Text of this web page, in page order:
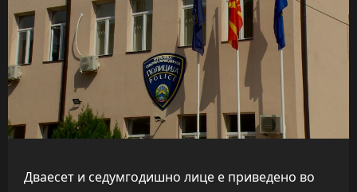
Дваесет и седумгодишно лице е приведено во